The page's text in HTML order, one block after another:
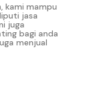
kami mampu
jasa
juga
bagi anda
menjual